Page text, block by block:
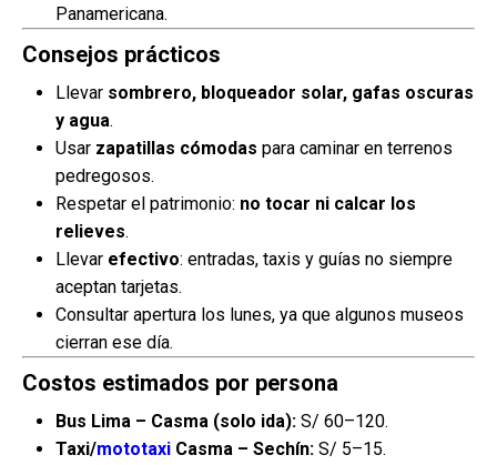
Panamericana.
Consejos prácticos
Llevar sombrero, bloqueador solar, gafas oscuras
y agua.
Usar zapatillas cómodas para caminar en terrenos
pedregosos.
Respetar el patrimonio: no tocar ni calcar los
relieves.
Llevar efectivo: entradas, taxis y guías no siempre
aceptan tarjetas.
Consultar apertura los lunes, ya que algunos museos
cierran ese día.
Costos estimados por persona
Bus Lima – Casma (solo ida): S/ 60–120.
Taxi/mototaxi Casma – Sechín: S/ 5–15.